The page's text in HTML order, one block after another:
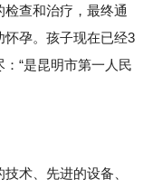
查和治疗，最终通
孕。孩子现在已经3
“是昆明市第一人民
术、先进的设备、